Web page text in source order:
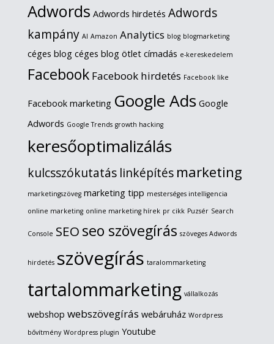
Adwords Adwords hirdetés Adwords
kampány AI Amazon Analytics blog blogmarketing
céges blog céges blog ötlet címadás e-kereskedelem
Facebook Facebook hirdetés Facebook like
Facebook marketing Google Ads Google
Adwords Google Trends growth hacking
keresőoptimalizálás
kulcsszókutatás linképítés marketing
marketingszöveg marketing tipp mesterséges intelligencia
online marketing online marketing hírek pr cikk Puzsér Search
Console SEO seo szövegírás szöveges Adwords
hirdetés szövegírás taralommarketing
tartalommarketing vállalkozás
webshop webszövegírás webáruház Wordpress
bővítmény Wordpress plugin Youtube